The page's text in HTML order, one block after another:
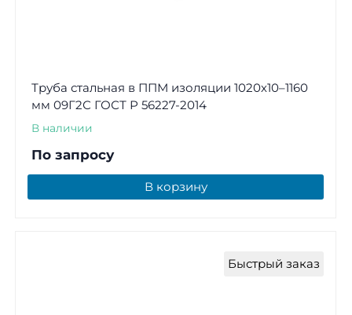
Труба стальная в ППМ изоляции 1020х10–1160
мм 09Г2С ГОСТ Р 56227-2014
В наличии
По запросу
В корзину
Быстрый заказ